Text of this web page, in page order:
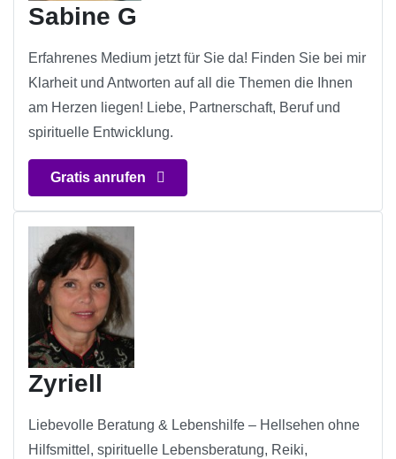
Sabine G
Erfahrenes Medium jetzt für Sie da! Finden Sie bei mir
Klarheit und Antworten auf all die Themen die Ihnen
am Herzen liegen! Liebe, Partnerschaft, Beruf und
spirituelle Entwicklung.
Gratis anrufen
Zyriell
Liebevolle Beratung & Lebenshilfe – Hellsehen ohne
Hilfsmittel, spirituelle Lebensberatung, Reiki,